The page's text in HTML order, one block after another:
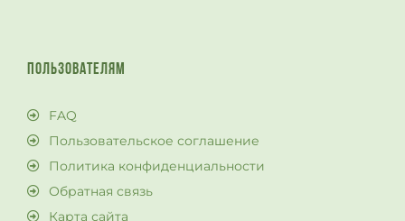
ПОЛЬЗОВАТЕЛЯМ
FAQ
Пользовательское соглашение
Политика конфиденциальности
Обратная связь
Карта сайта